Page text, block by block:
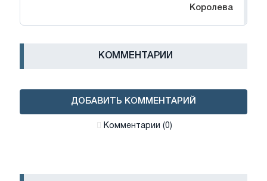
Королева
КОММЕНТАРИИ
ДОБАВИТЬ КОММЕНТАРИЙ
Комментарии (0)